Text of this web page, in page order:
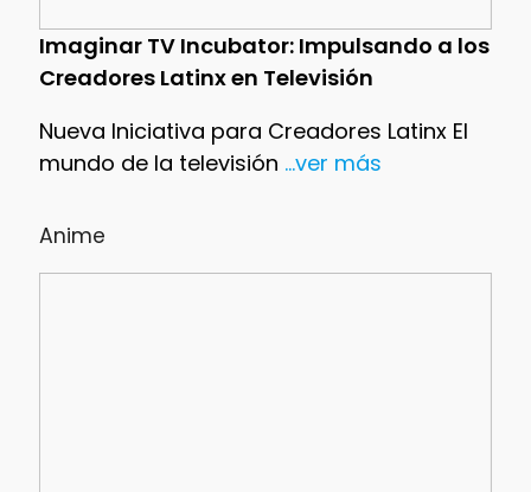
Imaginar TV Incubator: Impulsando a los
Creadores Latinx en Televisión
Nueva Iniciativa para Creadores Latinx El
mundo de la televisión ...ver más
Anime